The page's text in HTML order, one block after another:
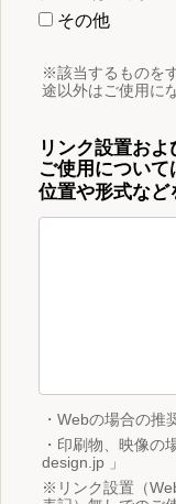
その他
※該当するものを
途以外はご使用に
リンク設置お
ご使用につい
位置や形式など
・Webの場合の推
・印刷物、映像の
design.jp 」
※リンク設置（